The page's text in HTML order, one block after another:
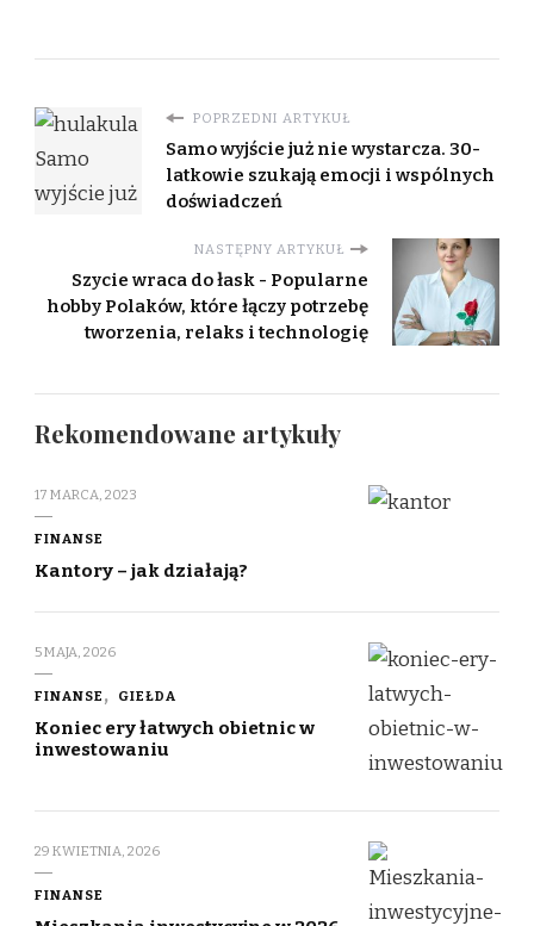
POPRZEDNI ARTYKUŁ
Samo wyjście już nie wystarcza. 30-
latkowie szukają emocji i wspólnych
doświadczeń
NASTĘPNY ARTYKUŁ
Szycie wraca do łask - Popularne
hobby Polaków, które łączy potrzebę
tworzenia, relaks i technologię
Rekomendowane artykuły
17 MARCA, 2023
FINANSE
Kantory – jak działają?
5 MAJA, 2026
FINANSE GIEŁDA
Koniec ery łatwych obietnic w
inwestowaniu
29 KWIETNIA, 2026
FINANSE